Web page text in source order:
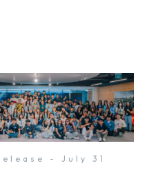
- July 31